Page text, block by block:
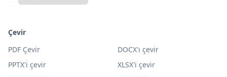
Çevir
PDF Çevir
DOCX'ı çevir
PPTX'i çevir
XLSX'i çevir